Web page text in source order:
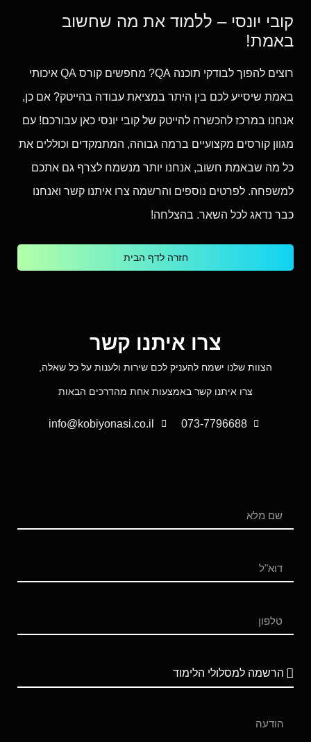
קובי יונסי – ללמוד את מה שחשוב
באמת!
רוצים להפוך לבודקי תוכנה QA? מחפשים קורס QA איכותי
באמת שיסייע לכם בין היתר במציאת עבודה בהייטק? אם כן,
אנחנו במרכז להכשרה להייטק של קובי יונסי כאן עבורכם! עם
מגוון קורסים מקצועיים ברמה גבוהה, המתמקדים וכוללים את
כל מה שבאמת חשוב, אנחנו יותר מנשמח לצרף גם אתכם
למשפחה. לפרטים נוספים והרשמה צרו איתנו קשר ואנחנו
כבר נדאג לכל השאר. בהצלחה!
חזרה לדף הבית
צרו איתנו קשר
הצוות שלנו ישמח להעניק לכם שירות ולענות על כל שאלה,
צרו איתנו קשר באמצעות אחת מהדרכים הבאות
073-7796688
info@kobiyonasi.co.il